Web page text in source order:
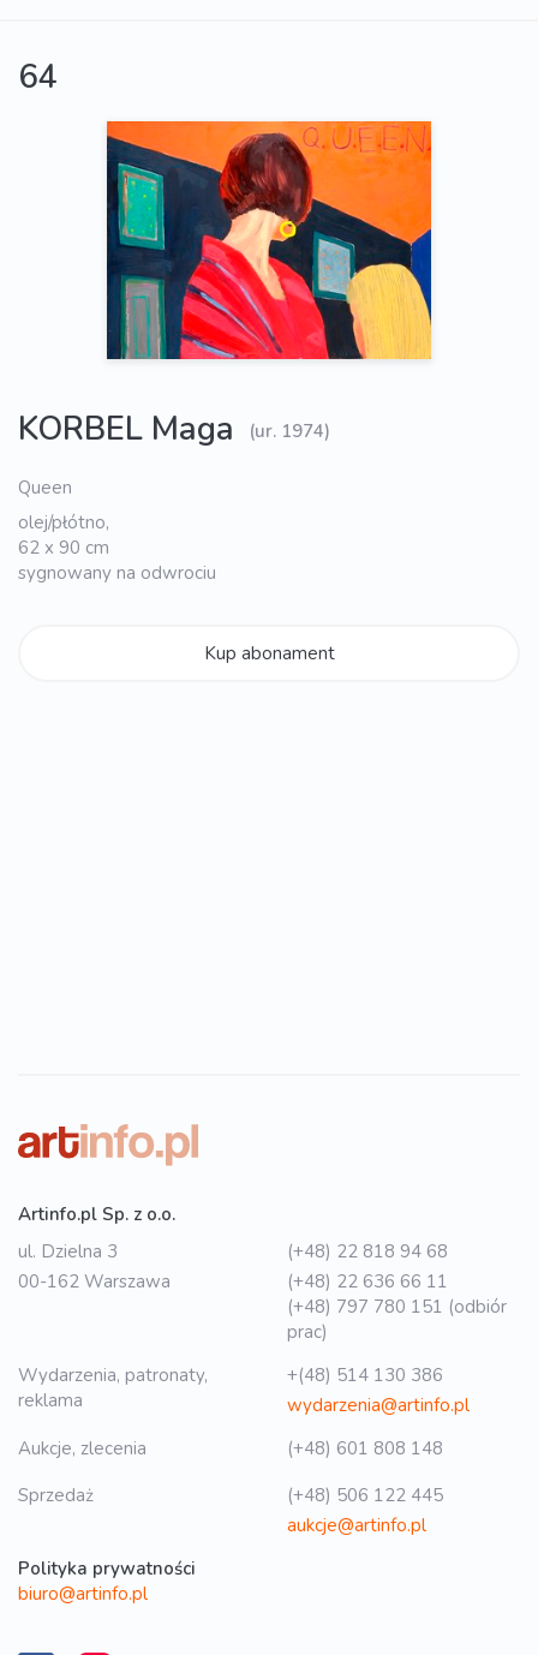
64
KORBEL Maga (ur. 1974)
Queen
olej/płótno,
62 x 90 cm
sygnowany na odwrociu
Kup abonament
Artinfo.pl Sp. z o.o.
ul. Dzielna 3
00-162 Warszawa
(+48) 22 818 94 68
(+48) 22 636 66 11
(+48) 797 780 151 (odbiór
prac)
Wydarzenia, patronaty,
reklama
+(48) 514 130 386
wydarzenia@artinfo.pl
Aukcje, zlecenia
(+48) 601 808 148
Sprzedaż
(+48) 506 122 445
aukcje@artinfo.pl
Polityka prywatności
biuro@artinfo.pl